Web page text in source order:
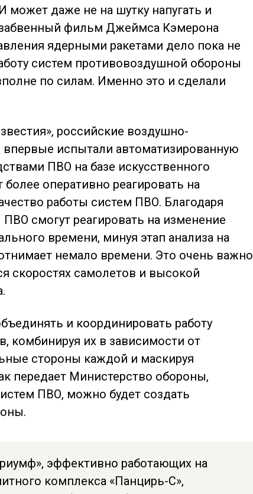
может даже не на шутку напугать и
фильм Джеймса Кэмерона
ядерными ракетами дело пока не
систем противовоздушной обороны
по силам. Именно это и сделали
российские воздушно-
испытали автоматизированную
ПВО на базе искусственного
оперативно реагировать на
работы систем ПВО. Благодаря
смогут реагировать на изменение
времени, минуя этап анализа на
немало времени. Это очень важно
скоростях самолетов и высокой
и координировать работу
комбинируя их в зависимости от
стороны каждой и маскируя
передает Министерство обороны,
ПВО, можно будет создать
эффективно работающих на
комплекса «Панцирь-С»,